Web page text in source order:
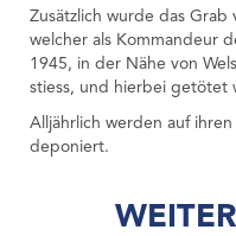
Zusätzlich wurde das
welcher als Kommandeur
1945, in der Nähe von
stiess, und hierbei getötet
Alljährlich werden auf
deponiert.